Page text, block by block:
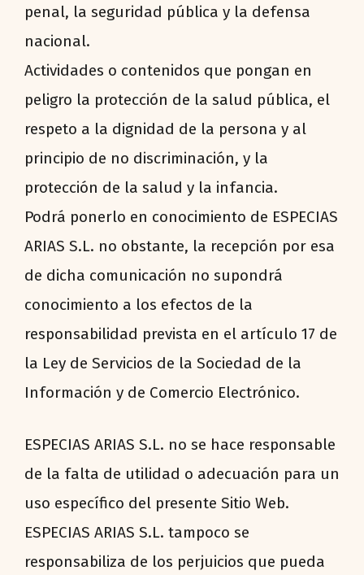
penal, la seguridad pública y la defensa
nacional.
Actividades o contenidos que pongan en
peligro la protección de la salud pública, el
respeto a la dignidad de la persona y al
principio de no discriminación, y la
protección de la salud y la infancia.
Podrá ponerlo en conocimiento de ESPECIAS
ARIAS S.L. no obstante, la recepción por esa
de dicha comunicación no supondrá
conocimiento a los efectos de la
responsabilidad prevista en el artículo 17 de
la Ley de Servicios de la Sociedad de la
Información y de Comercio Electrónico.
ESPECIAS ARIAS S.L. no se hace responsable
de la falta de utilidad o adecuación para un
uso específico del presente Sitio Web.
ESPECIAS ARIAS S.L. tampoco se
responsabiliza de los perjuicios que pueda